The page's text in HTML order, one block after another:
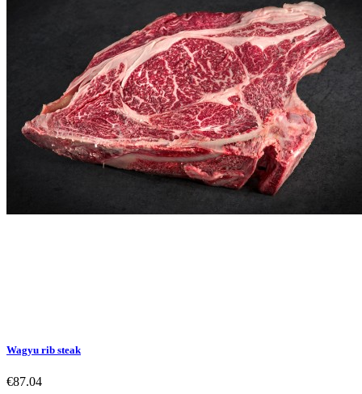
Wagyu rib steak
€87.04